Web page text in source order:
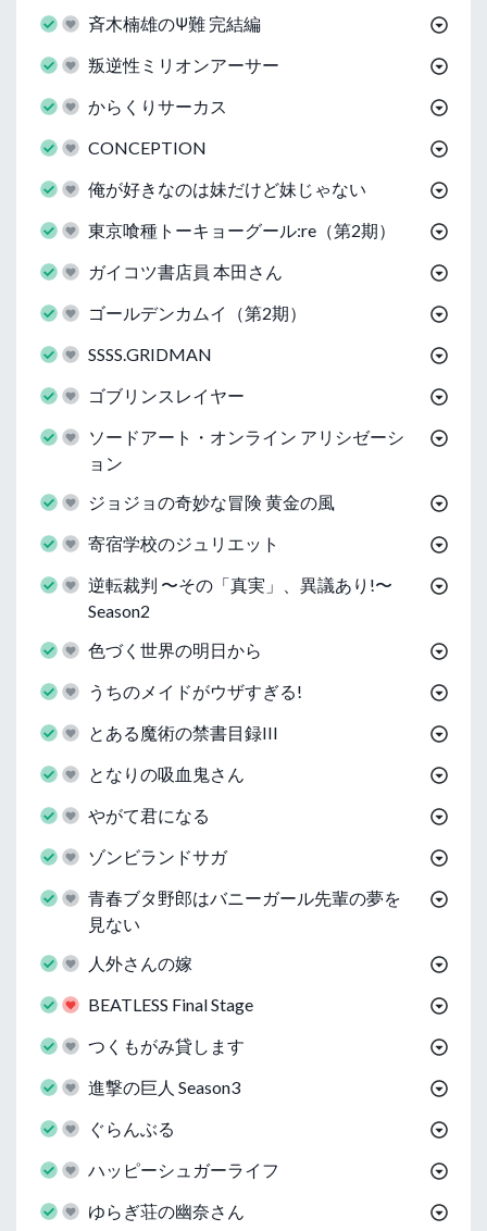
斉木楠雄のΨ難 完結編
叛逆性ミリオンアーサー
からくりサーカス
CONCEPTION
俺が好きなのは妹だけど妹じゃない
東京喰種トーキョーグール:re（第2期）
ガイコツ書店員 本田さん
ゴールデンカムイ（第2期）
SSSS.GRIDMAN
ゴブリンスレイヤー
ソードアート・オンライン アリシゼーシ
ョン
ジョジョの奇妙な冒険 黄金の風
寄宿学校のジュリエット
逆転裁判 〜その「真実」、異議あり!〜
Season2
色づく世界の明日から
うちのメイドがウザすぎる!
とある魔術の禁書目録III
となりの吸血鬼さん
やがて君になる
ゾンビランドサガ
青春ブタ野郎はバニーガール先輩の夢を
見ない
人外さんの嫁
BEATLESS Final Stage
つくもがみ貸します
進撃の巨人 Season3
ぐらんぶる
ハッピーシュガーライフ
ゆらぎ荘の幽奈さん